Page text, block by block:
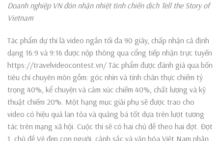
Doanh nghiệp VN đón nhận nhiệt tình chiến dịch Tell the Story of
Vietnam
Tác phẩm dự thi là video ngắn tối đa 90 giây, chấp nhận cả định
dạng 16:9 và 9:16 được nộp thông qua cổng tiếp nhận trực tuyến
https://travelvideocontest.vn/ Tác phẩm được đánh giá qua bốn
tiêu chí chuyên môn gồm: góc nhìn và tính chân thực chiếm tỷ
trọng 40%, kể chuyện và cảm xúc chiếm 40%, chất lượng và kỹ
thuật chiếm 20%. Một hạng mục giải phụ sẽ được trao cho
video có hiệu quả lan tỏa và quảng bá tốt dựa trên lượt tương
tác trên mạng xã hội. Cuộc thi sẽ có hai chủ đề theo hai đợt. Đợt
1, chủ đề Vẻ đẹp con người, cảnh sắc và văn hóa Việt Nam nhận